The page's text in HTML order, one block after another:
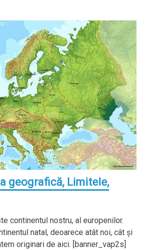
geografică, Limitele,
continentul nostru, al europenilor.
natal, deoarece atât noi, cât şi
originari de aici. [banner_vap2s]